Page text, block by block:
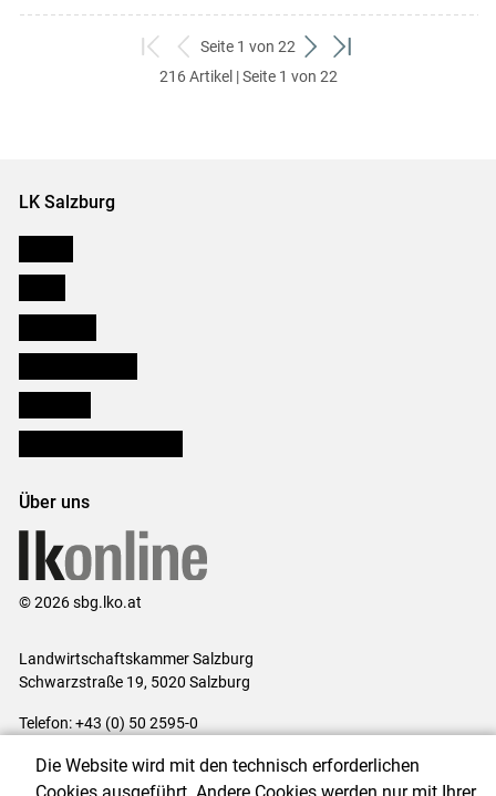
zum
ersten
zurück
zum
Seite 1 von 22
weiter
zum
zum
216 Artikel | Seite 1 von 22
LK Salzburg
Über uns
© 2026 sbg.lko.at
Landwirtschaftskammer Salzburg
Schwarzstraße 19, 5020 Salzburg
Telefon: +43 (0) 50 2595-0
Impressum|Kontakt|Datenschutzerklärung|Barrierefreiheit|
Die Website wird mit den technisch erforderlichen